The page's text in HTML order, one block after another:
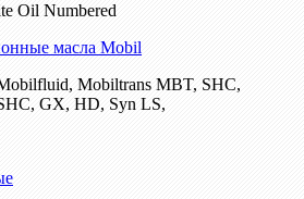
Oil Numbered
масла Mobil
Mobiltrans MBT, SHC,
GX, HD, Syn LS,